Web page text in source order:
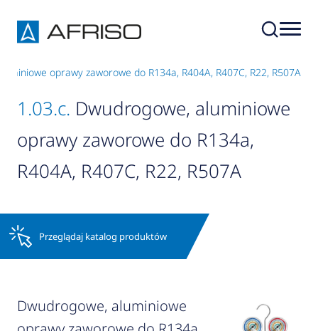
oprawy zaworowe do R134a, R404A, R407C, R22, R507A
1.03.c. Dwudrogowe, aluminiowe
oprawy zaworowe do R134a,
R404A, R407C, R22, R507A
Przeglądaj katalog produktów
Dwudrogowe, aluminiowe